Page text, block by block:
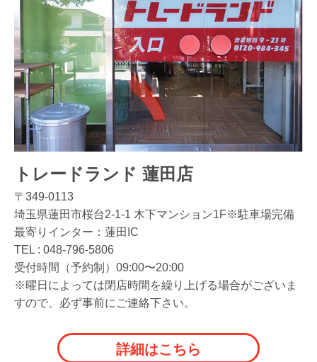
トレードランド 蓮田店
〒349-0113
埼玉県蓮田市桜台2-1-1 木下マンション1F※駐車場完備
最寄りインター：蓮田IC
TEL : 048-796-5806
受付時間（予約制）09:00〜20:00
※曜日によっては閉店時間を繰り上げる場合がございま
すので、必ず事前にご連絡下さい。
詳細はこちら